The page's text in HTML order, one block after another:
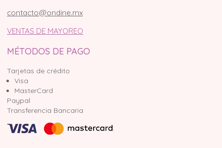
contacto@ondine.mx
VENTAS DE MAYOREO
MÉTODOS DE PAGO
Tarjetas de crédito
Visa
MasterCard
Paypal
Transferencia Bancaria